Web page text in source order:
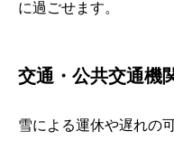
に過ごせます。
交通・公共交通機
雪による運休や遅れの